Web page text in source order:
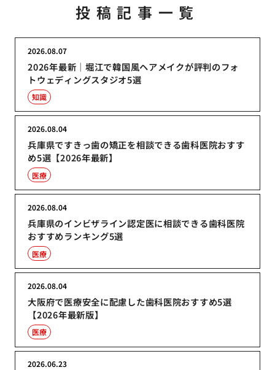
投稿記事一覧
2026年最新｜堀江で韓国風ヘアメイクが評判のフォ
トウェディングスタジオ5選
2026.08.07
知識
兵庫県ですきっ歯の矯正を相談できる歯科医院おすす
め5選【2026年最新】
2026.08.04
医療
兵庫県のインビザライン認定医に相談できる歯科医院
おすすめランキング5選
2026.08.04
医療
大阪府で医療安全に配慮した歯科医院おすすめ5選
【2026年最新版】
2026.08.04
医療
2026.06.23